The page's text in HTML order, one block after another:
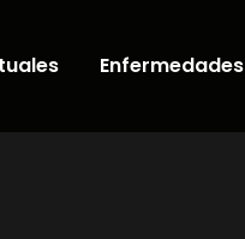
Enfermedades